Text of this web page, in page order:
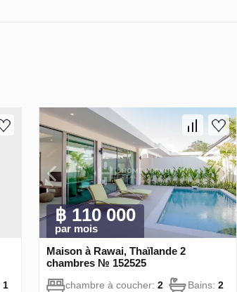
1
฿ 110 000
par mois
Maison à Rawai, Thaïlande 2
chambres № 152525
chambre à coucher: 2 Bains: 2